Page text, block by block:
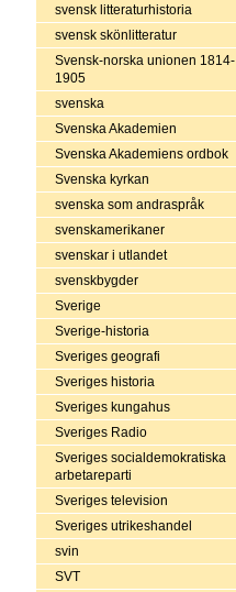
svensk litteraturhistoria
svensk skönlitteratur
Svensk-norska unionen 1814-
1905
svenska
Svenska Akademien
Svenska Akademiens ordbok
Svenska kyrkan
svenska som andraspråk
svenskamerikaner
svenskar i utlandet
svenskbygder
Sverige
Sverige-historia
Sveriges geografi
Sveriges historia
Sveriges kungahus
Sveriges Radio
Sveriges socialdemokratiska
arbetareparti
Sveriges television
Sveriges utrikeshandel
svin
SVT